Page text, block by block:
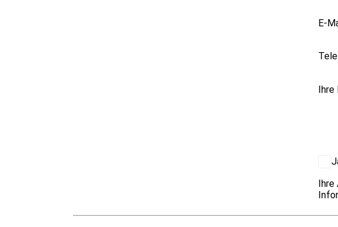
E-
Ihre
Ihre